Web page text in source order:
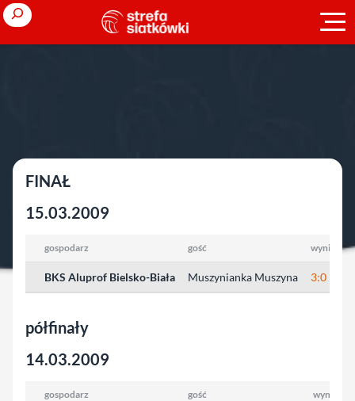
Przejdź
do
treści
Search
FINAŁ
15.03.2009
gospodarz gość wynik
BKS Aluprof Bielsko-Biała Muszynianka Muszyna 3:0
półfinały
14.03.2009
gospodarz gość wynik